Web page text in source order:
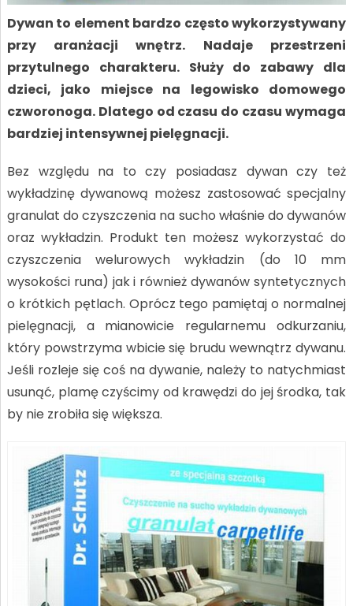
Dywan to element bardzo często wykorzystywany
przy aranżacji wnętrz. Nadaje przestrzeni
przytulnego charakteru. Służy do zabawy dla
dzieci, jako miejsce na legowisko domowego
czworonoga. Dlatego od czasu do czasu wymaga
bardziej intensywnej pielęgnacji.
Bez względu na to czy posiadasz dywan czy też
wykładzinę dywanową możesz zastosować specjalny
granulat do czyszczenia na sucho właśnie do dywanów
oraz wykładzin. Produkt ten możesz wykorzystać do
czyszczenia welurowych wykładzin (do 10 mm
wysokości runa) jak i również dywanów syntetycznych
o krótkich pętlach. Oprócz tego pamiętaj o normalnej
pielęgnacji, a mianowicie regularnemu odkurzaniu,
który powstrzyma wbicie się brudu wewnątrz dywanu.
Jeśli rozleje się coś na dywanie, należy to natychmiast
usunąć, plamę czyścimy od krawędzi do jej środka, tak
by nie zrobiła się większa.